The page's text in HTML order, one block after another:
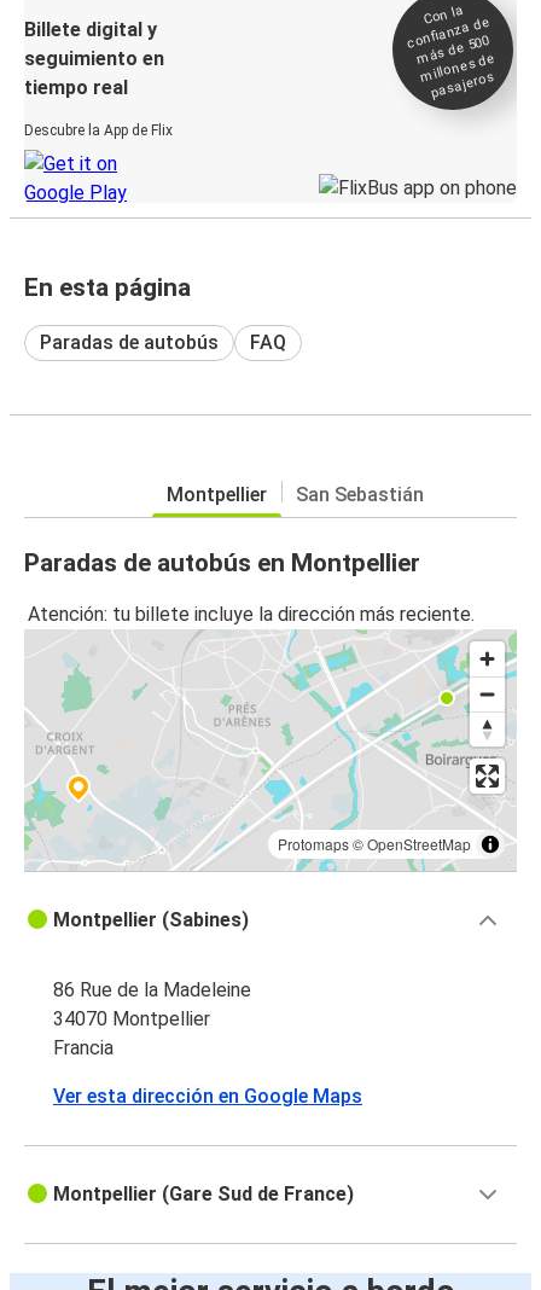
Billete digital y
seguimiento en
tiempo real
Descubre la App de Flix
Con la
confianza de
más de 500
millones de
pasajeros
En esta página
Paradas de autobús FAQ
Montpellier San Sebastián
Paradas de autobús en Montpellier
Atención: tu billete incluye la dirección más reciente.
Protomaps©OpenStreetMap
Montpellier (Sabines)
86 Rue de la Madeleine
34070 Montpellier
Francia
Ver esta dirección en Google Maps
Montpellier (Gare Sud de France)